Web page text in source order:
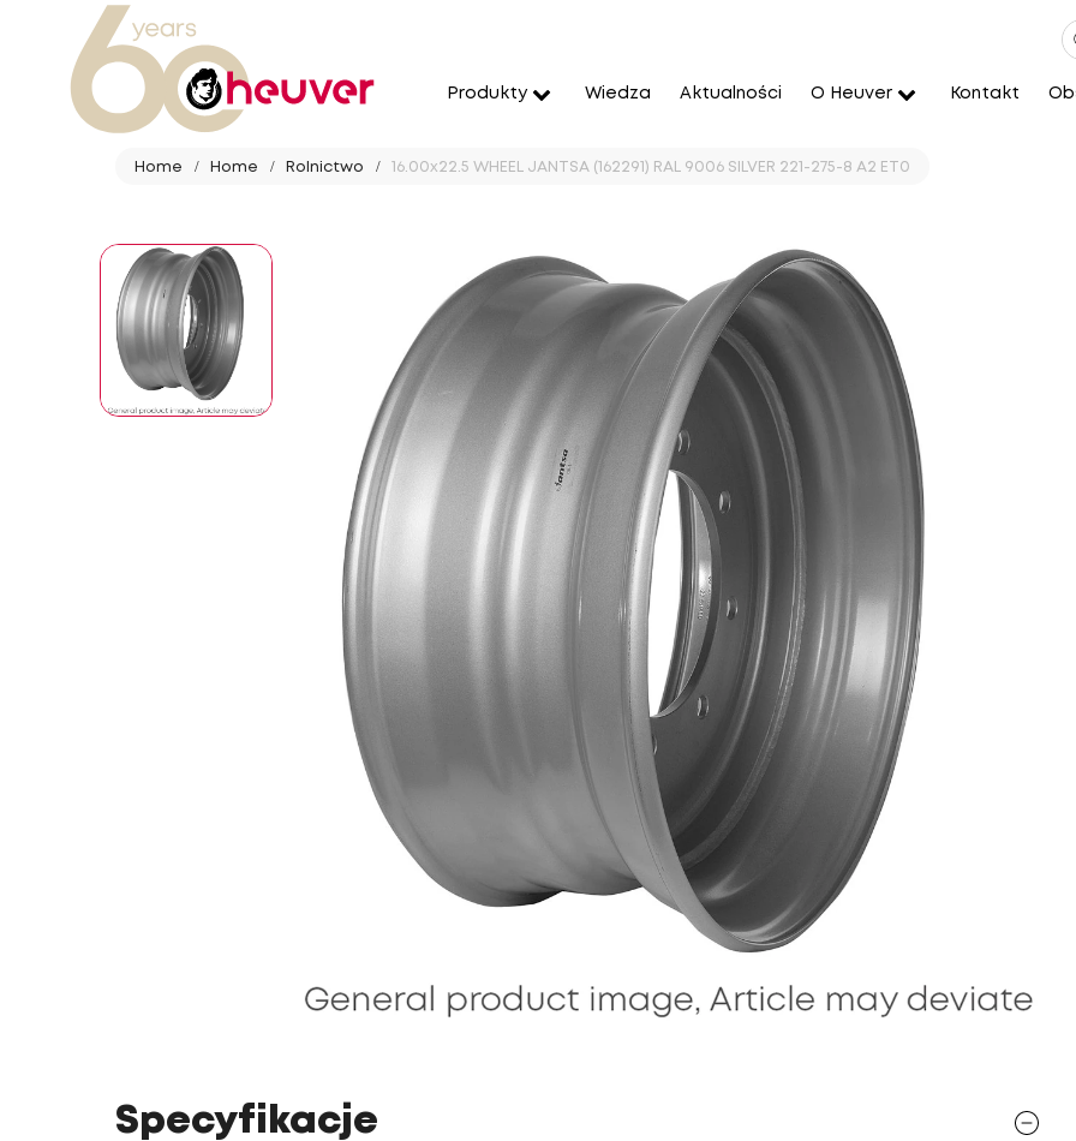
Produkty Wiedza Aktualności O Heuver Kontakt
Home Home Rolnictwo 16.00x22.5 WHEEL JANTSA (162291) RAL 9006 SILVER 221-275-8 A2 ET0
Specyfikacje